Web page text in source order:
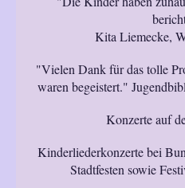
Kita Liemecke,
"Vielen Dank für das tolle
waren begeistert."
Konzerte auf
Kinderliederkonzerte bei
Stadtfesten sowie